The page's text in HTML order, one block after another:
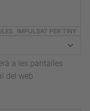
IMPULSAT PER TINY
a les pantalles
del web